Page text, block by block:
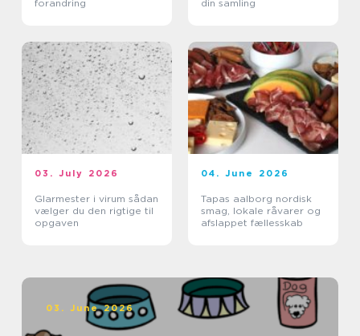
forandring din samling
03. July 2026
Glarmester i virum sådan
vælger du den rigtige til
opgaven
04. June 2026
Tapas aalborg nordisk
smag, lokale råvarer og
afslappet fællesskab
03. June 2026